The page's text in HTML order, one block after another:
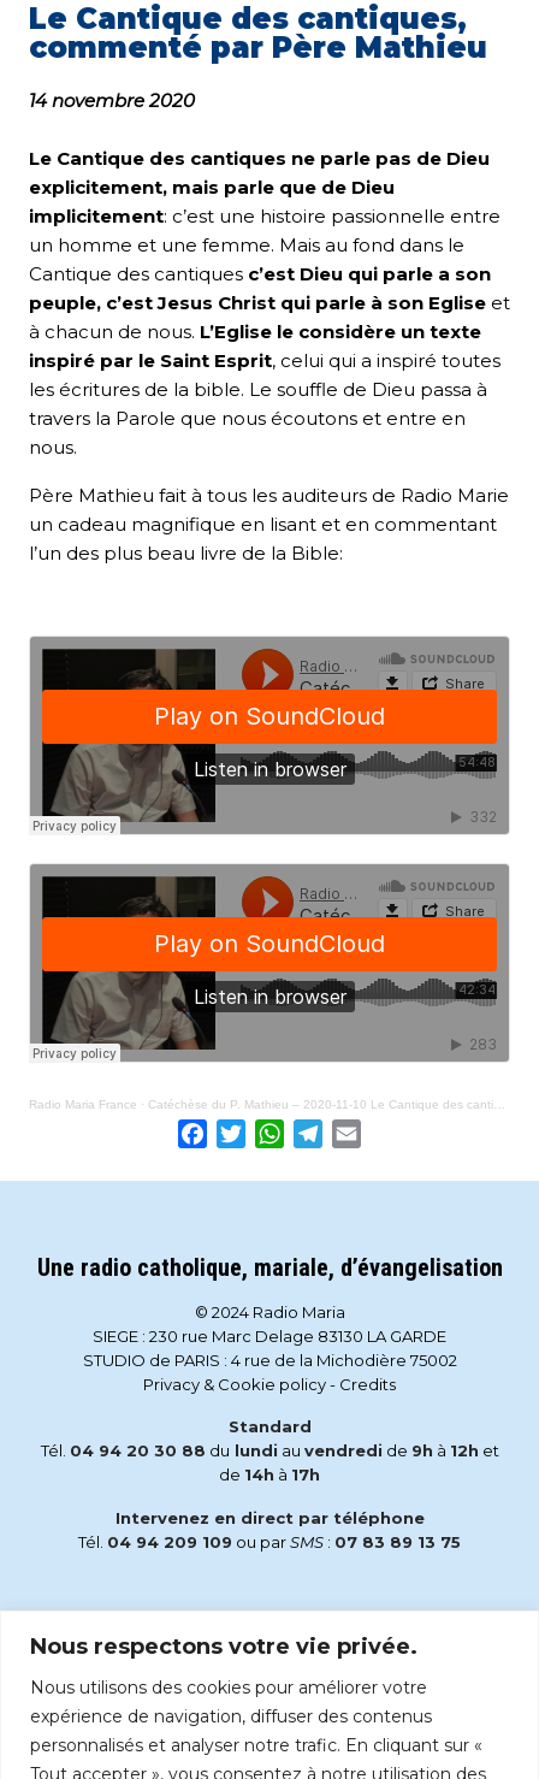
Nous respectons votre vie privée.
Nous utilisons des cookies pour améliorer votre
expérience de navigation, diffuser des contenus
personnalisés et analyser notre trafic. En cliquant sur «
Tout accepter », vous consentez à notre utilisation des
Le Cantique des cantiques,
commenté par Père Mathieu
14 novembre 2020
Le Cantique des cantiques ne parle pas de Dieu
explicitement, mais parle que de Dieu
implicitement: c’est une histoire passionnelle entre
un homme et une femme. Mais au fond dans le
Cantique des cantiques c’est Dieu qui parle a son
peuple, c’est Jesus Christ qui parle à son Eglise et
à chacun de nous. L’Eglise le considère un texte
inspiré par le Saint Esprit, celui qui a inspiré toutes
les écritures de la bible. Le souffle de Dieu passa à
travers la Parole que nous écoutons et entre en
nous.
Père Mathieu fait à tous les auditeurs de Radio Marie
un cadeau magnifique en lisant et en commentant
l’un des plus beau livre de la Bible:
Radio Maria France · Catéchèse du P. Mathieu – 2020-11-10 Le Cantique des cantiques 2/2
Facebook
TwitterWhatsApp
Telegram
Une radio catholique, mariale, d’évangelisation
© 2024 Radio Maria
SIEGE : 230 rue Marc Delage 83130 LA GARDE
STUDIO de PARIS : 4 rue de la Michodière 75002
Privacy & Cookie policy- Credits
Standard
Tél. 04 94 20 30 88 du lundi au vendredi de 9h à 12h et
de 14h à 17h
Intervenez en direct par téléphone
Tél. 04 94 209 109 ou parSMS : 07 83 89 13 75
accueil@radiomaria.fr
Écoutez Radio Maria sur :